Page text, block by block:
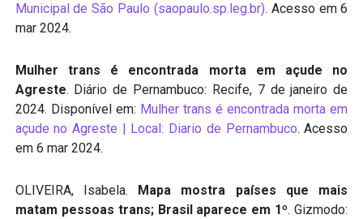
Municipal de São Paulo (saopaulo.sp.leg.br). Acesso em 6
mar 2024.
Mulher trans é encontrada morta em açude no
Agreste. Diário de Pernambuco: Recife, 7 de janeiro de
2024. Disponível em: Mulher trans é encontrada morta em
açude no Agreste | Local: Diario de Pernambuco. Acesso
em 6 mar 2024.
OLIVEIRA, Isabela.
Mapa mostra países que mais
matam pessoas trans; Brasil aparece em 1º. Gizmodo: